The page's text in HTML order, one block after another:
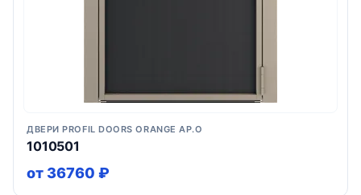
ДВЕРИ PROFIL DOORS ORANGE AP.O
1010501
от 36760 ₽